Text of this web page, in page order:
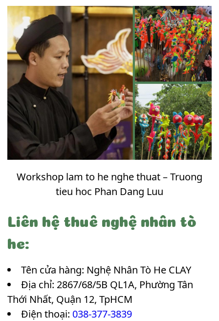
Workshop lam to he nghe thuat – Truong
tieu hoc Phan Dang Luu
Liên hệ thuê nghệ nhân tò
he:
Tên cửa hàng: Nghệ Nhân Tò He CLAY
Địa chỉ: 2867/68/5B QL1A, Phường Tân
Thới Nhất, Quận 12, TpHCM
Điện thoại: 038-377-3839